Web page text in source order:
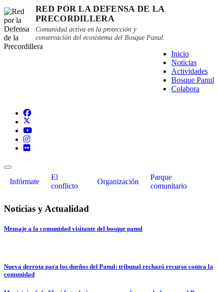
RED POR LA DEFENSA DE LA
PRECORDILLERA
Comunidad activa en la protección y
conservación del ecosistema del Bosque Panul.
Inicio
Noticias
Actividades
Bosque Panul
Colabora
Infórmate
El
conflicto
Organización
Parque
comunitario
Noticias y Actualidad
Mensaje a la comunidad visitante del bosque panul
Nueva derrota para los dueños del Panul: tribunal rechazó recurso contra la
comunidad